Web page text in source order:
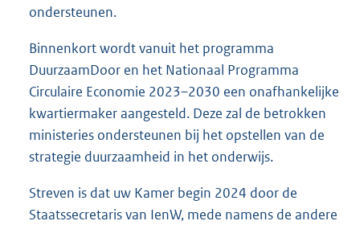
ondersteunen.
Binnenkort wordt vanuit het programma
DuurzaamDoor en het Nationaal Programma
Circulaire Economie 2023–2030 een onafhankelijke
kwartiermaker aangesteld. Deze zal de betrokken
ministeries ondersteunen bij het opstellen van de
strategie duurzaamheid in het onderwijs.
Streven is dat uw Kamer begin 2024 door de
Staatssecretaris van IenW, mede namens de andere